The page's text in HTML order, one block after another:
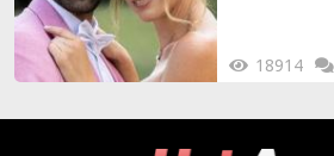
18914